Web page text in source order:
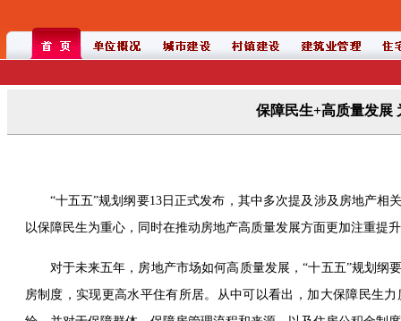
保障民生+高质量发展
“十五五”规划纲要13日正式发布，其中多次提及涉及房地产
以保障民生为重心，同时在推动房地产高质量发展方面更加注重提
对于未来五年，房地产市场如何高质量发展，“十五五”规划
房制度，实现更高水平住有所居。从中可以看出，加大保障民生